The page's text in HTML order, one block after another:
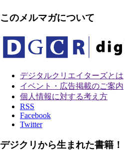
このメルマガについて
デジタルクリエイターズとは
イベント・広告掲載のご案内
個人情報に対する考え方
RSS
Facebook
Twitter
デジクリから生まれた書籍！